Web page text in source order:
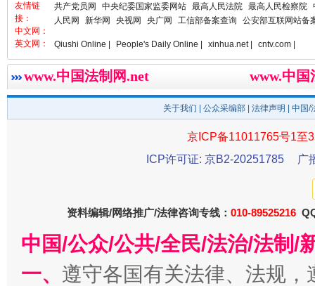
三轮
友情链
接：
中文网：
共产党员网 中央纪委国家监委网站 最高人民法院 最高人民检察院
人民网
新华网 央视网 央广网 工信部备案查询 公安部互联网站备
英文网： Qiushi Online | People's Daily Online | xinhua.net | cntv.com |
www.中国法制网.net www.中
关于我们 公众采编部 法律声明 | 中国
京ICP备11011765号1至
ICP许可证: 京B2-20251785
广
资料编辑/网络推广/法律咨询专线： 010-89525216
中国/公众/公共/全民/法治/法制/
一、 遵守各国有关法律、法规